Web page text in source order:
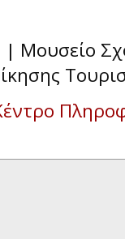
| Μουσείο